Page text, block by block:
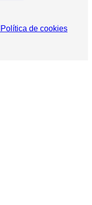
Política de cookies